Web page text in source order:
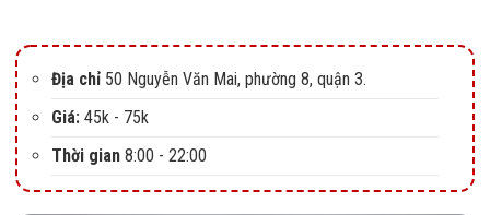
Địa chỉ 50 Nguyễn Văn Mai, phường 8, quận 3.
Giá: 45k - 75k
Thời gian 8:00 - 22:00